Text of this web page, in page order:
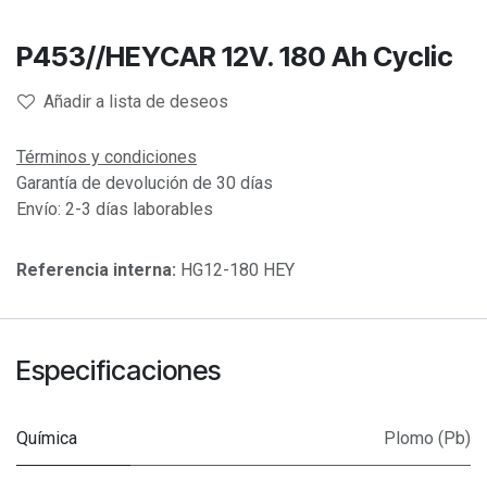
P453//HEYCAR 12V. 180 Ah Cyclic
Añadir a lista de deseos
Términos y condiciones
Garantía de devolución de 30 días
Envío: 2-3 días laborables
Referencia interna: HG12-180 HEY
Especificaciones
Química Plomo (Pb)